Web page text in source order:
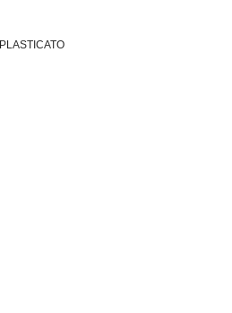
PLASTICATO